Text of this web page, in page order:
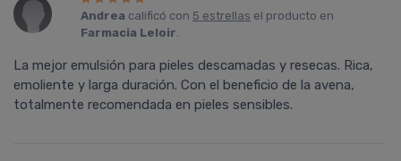
Andrea calificó con 5 estrellas el producto en
Farmacia Leloir.
La mejor emulsión para pieles descamadas y resecas. Rica,
emoliente y larga duración. Con el beneficio de la avena,
totalmente recomendada en pieles sensibles.